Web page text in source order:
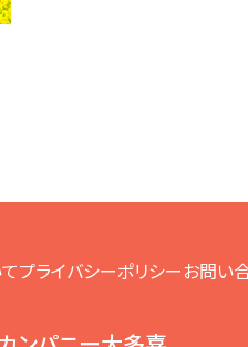
プライバシーポリシーお問い